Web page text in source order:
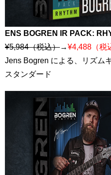
ENS BOGREN IR PACK:
¥5,984（税込）→¥4,488（税
Jens Bogren による、リズム
スタンダード